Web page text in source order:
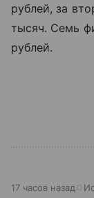
рублей, за
тысяч. Семь
рублей.
17 часов назад